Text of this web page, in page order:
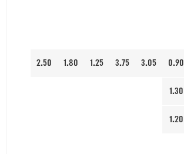
0.90
3.05
3.75
1.25
1.80
2.50
1.30
1.20